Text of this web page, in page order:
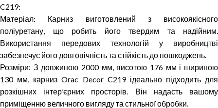
C219:
Матеріал: Карниз виготовлений з високоякісного
поліуретану, що робить його твердим та надійним.
Використання передових технологій у виробництві
забезпечує його довговічність та стійкість до пошкоджень.
Розміри: З довжиною 2000 мм, висотою 176 мм і шириною
130 мм, карниз Orac Decor C219 ідеально підходить для
розкішних інтер’єрних просторів. Він надасть вашому
приміщенню величного вигляду та стильної обробки.